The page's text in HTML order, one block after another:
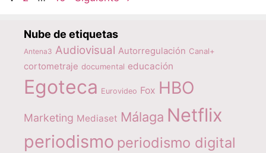
Nube de etiquetas
Antena3 Audiovisual Autorregulación Canal+
cortometraje documental educación
Egoteca Eurovideo Fox HBO
Marketing Mediaset Málaga Netflix
periodismo periodismo digital